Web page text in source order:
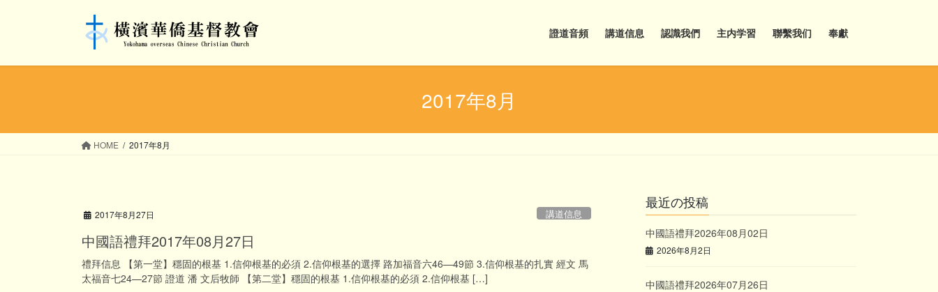
證道音頻 講道信息 認識我們 主内学習 聯繫我们 奉獻
2017年8月
HOME 2017年8月
2017年8月27日 講道信息
中國語禮拜2017年08月27日
禮拜信息 【第一堂】穩固的根基 1.信仰根基的必須 2.信仰根基的選擇 路加福音六46—49節 3.信仰根基的扎實 經文 馬
太福音七24—27節 證道 潘 文后牧師 【第二堂】穩固的根基 1.信仰根基的必須 2.信仰根基 […]
最近の投稿
中國語禮拜2026年08月02日
2026年8月2日
中國語禮拜2026年07月26日